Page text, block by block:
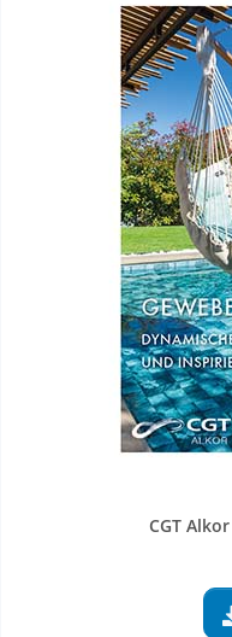
CGT